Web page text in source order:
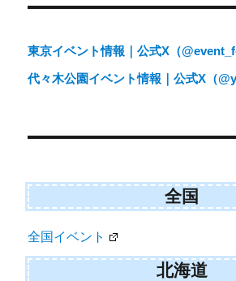
東京イベント情報｜公式X（
代々木公園イベント情報｜公式X（
全国
全国イベント
北海道